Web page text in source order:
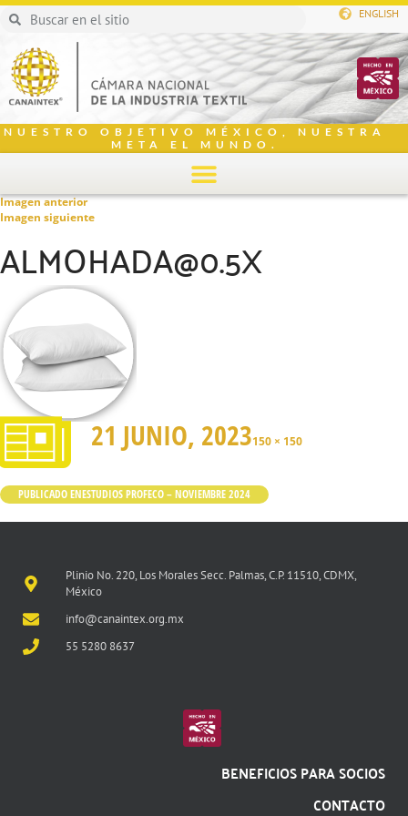
ENGLISH
NUESTRO OBJETIVO MÉXICO, NUESTRA
META EL MUNDO.
Imagen anterior
Imagen siguiente
ALMOHADA@0.5X
21 JUNIO, 2023150 × 150
PUBLICADO ENESTUDIOS PROFECO – NOVIEMBRE 2024
Plinio No. 220, Los Morales Secc. Palmas, C.P. 11510, CDMX,
México
info@canaintex.org.mx
55 5280 8637
BENEFICIOS PARA SOCIOS
CONTACTO